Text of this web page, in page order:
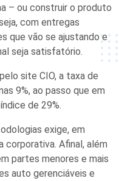
– ou construir o produto
com entregas
que vão se ajustando e
seja satisfatório.
site CIO, a taxa de
9%, ao passo que em
de 29%.
exige, em
corporativa. Afinal, além
partes menores e mais
auto gerenciáveis e